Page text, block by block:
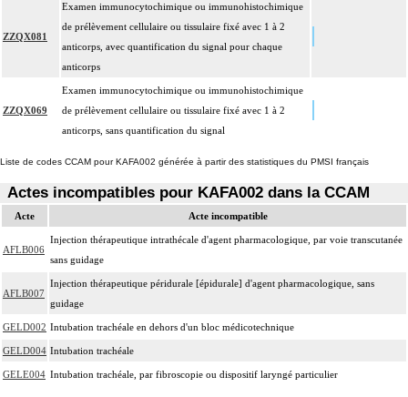
ZZQX081
Examen immunocytochimique ou immunohistochimique
de prélèvement cellulaire ou tissulaire fixé avec 1 à 2
anticorps, avec quantification du signal pour chaque
anticorps
ZZQX069
Examen immunocytochimique ou immunohistochimique
de prélèvement cellulaire ou tissulaire fixé avec 1 à 2
anticorps, sans quantification du signal
Liste de codes CCAM pour KAFA002 générée à partir des statistiques du PMSI français
Actes incompatibles pour KAFA002 dans la CCAM
Acte Acte incompatible
AFLB006
Injection thérapeutique intrathécale d'agent pharmacologique, par voie transcutanée
sans guidage
AFLB007
Injection thérapeutique péridurale [épidurale] d'agent pharmacologique, sans
guidage
GELD002 Intubation trachéale en dehors d'un bloc médicotechnique
GELD004 Intubation trachéale
GELE004 Intubation trachéale, par fibroscopie ou dispositif laryngé particulier